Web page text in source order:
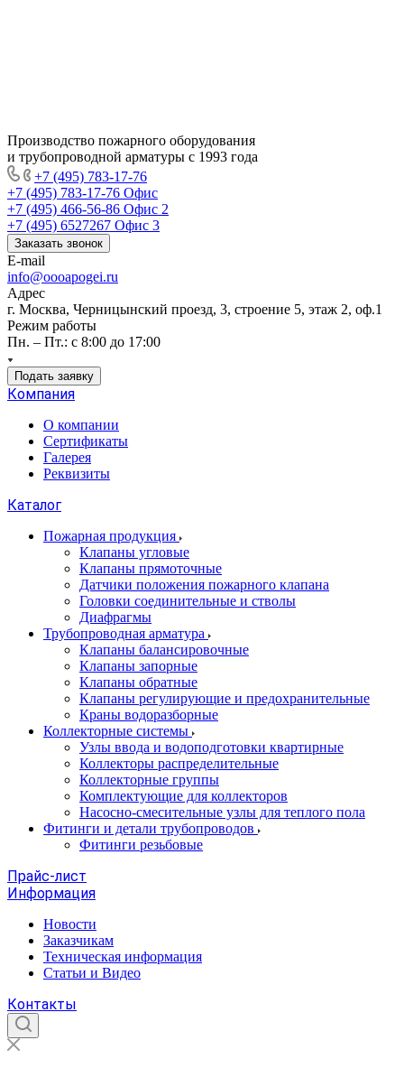
Производство пожарного оборудования
и трубопроводной арматуры с 1993 года
+7 (495) 783-17-76
+7 (495) 783-17-76 Офис
+7 (495) 466-56-86 Офис 2
+7 (495) 6527267 Офис 3
Заказать звонок
E-mail
info@oooapogei.ru
Адрес
г. Москва, Черницынский проезд, 3, строение 5, этаж 2, оф.1
Режим работы
Пн. – Пт.: с 8:00 до 17:00
Подать заявку
Компания
О компании
Сертификаты
Галерея
Реквизиты
Каталог
Пожарная продукция
Клапаны угловые
Клапаны прямоточные
Датчики положения пожарного клапана
Головки соединительные и стволы
Диафрагмы
Трубопроводная арматура
Клапаны балансировочные
Клапаны запорные
Клапаны обратные
Клапаны регулирующие и предохранительные
Краны водоразборные
Коллекторные системы
Узлы ввода и водоподготовки квартирные
Коллекторы распределительные
Коллекторные группы
Комплектующие для коллекторов
Насосно-смесительные узлы для теплого пола
Фитинги и детали трубопроводов
Фитинги резьбовые
Прайс-лист
Информация
Новости
Заказчикам
Техническая информация
Статьи и Видео
Контакты